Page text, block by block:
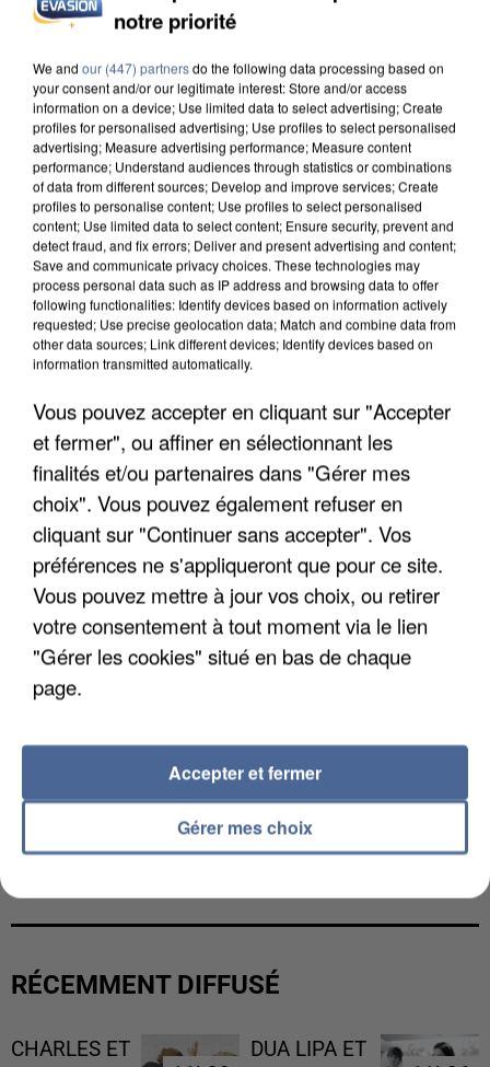
DE SOLIDARITÉ AVEC LES...
APRÈS TOUTES CES CANICULES, LES REFUGES
DE FAUNE SAUVAGE SONT...
RÉCEMMENT DIFFUSÉ
CHARLES ET
DUA LIPA ET
notre priorité
We and our (447) partnersdo the following data processing based on
your consent and/or our legitimate interest: Store and/or access
information on a device; Use limited data to select advertising; Create
profiles for personalised advertising; Use profiles to select personalised
advertising; Measure advertising performance; Measure content
performance; Understand audiences through statistics or combinations
of data from different sources; Develop and improve services; Create
profiles to personalise content; Use profiles to select personalised
content; Use limited data to select content; Ensure security, prevent and
detect fraud, and fix errors; Deliver and present advertising and content;
Save and communicate privacy choices. These technologies may
process personal data such as IP address and browsing data to offer
following functionalities: Identify devices based on information actively
requested; Use precise geolocation data; Match and combine data from
other data sources; Link different devices; Identify devices based on
information transmitted automatically.
Vous pouvez accepter en cliquant sur "Accepter
et fermer", ou affiner en sélectionnant les
finalités et/ou partenaires dans "Gérer mes
choix". Vous pouvez également refuser en
cliquant sur "Continuer sans accepter". Vos
préférences ne s'appliqueront que pour ce site.
Vous pouvez mettre à jour vos choix, ou retirer
votre consentement à tout moment via le lien
"Gérer les cookies" situé en bas de chaque
page.
Gérer mes choix
Accepter et fermer